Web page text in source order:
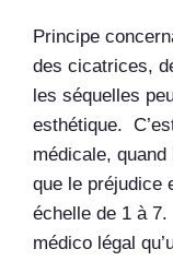
Principe
des cicatrices,
les séquelles
esthétique.
médicale,
que le préjudice
échelle de 1 à
médico légal